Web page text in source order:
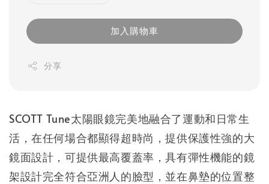
加入購物車
分享
SCOTT Tune太陽眼鏡完美地融合了運動和日常生
活，在任何場合都顯得超時尚，提供保護性強的大
鏡面設計，可提供最高覆蓋率，具有彈性機能的鏡
架設計完全符合亞洲人的臉型，並在鼻墊的位置整